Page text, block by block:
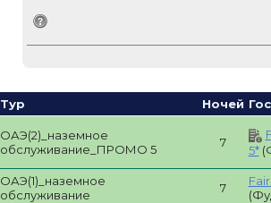
Тур Ночей
ОАЭ(2)_наземное
обслуживание_ПРОМО 5
7
5*
ОАЭ(1)_наземное
обслуживание
7